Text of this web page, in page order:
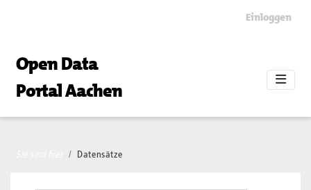
Einloggen
Open Data
Portal Aachen
Datensätze